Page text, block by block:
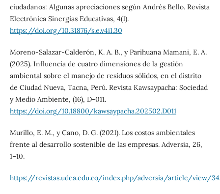
ciudadanos: Algunas apreciaciones según Andrés Bello. Revista
Electrónica Sinergias Educativas, 4(1).
https://doi.org/10.31876/s.e.v4i1.30
Moreno-Salazar-Calderón, K. A. B., y Parihuana Mamani, E. A.
(2025). Influencia de cuatro dimensiones de la gestión
ambiental sobre el manejo de residuos sólidos, en el distrito
de Ciudad Nueva, Tacna, Perú. Revista Kawsaypacha: Sociedad
y Medio Ambiente, (16), D-011.
https://doi.org/10.18800/kawsaypacha.202502.D011
Murillo, E. M., y Cano, D. G. (2021). Los costos ambientales
frente al desarrollo sostenible de las empresas. Adversia, 26,
1–10.
https://revistas.udea.edu.co/index.php/adversia/article/view/